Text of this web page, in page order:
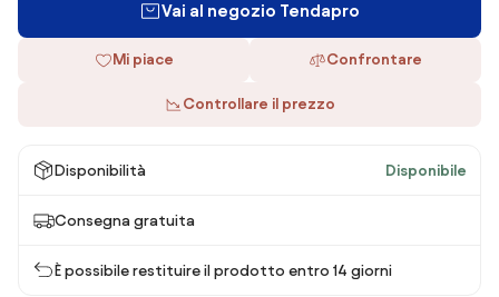
Vai al negozio Tendapro
Mi piace Confrontare
Controllare il prezzo
Disponibilità Disponibile
Consegna gratuita
È possibile restituire il prodotto entro 14 giorni